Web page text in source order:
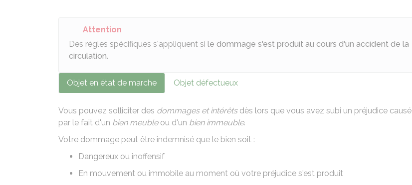
Attention
Des règles spécifiques s'appliquent si le dommage s'est produit au cours d'un accident de la
circulation.
Objet en état de marche Objet défectueux
Vous pouvez solliciter des dommages et intérêtsdès lors que vous avez subi un préjudice causé
par le fait d'un bien meubleou d'un bien immeuble.
Votre dommage peut être indemnisé que le bien soit :
Dangereux ou inoffensif
En mouvement ou immobile au moment où votre préjudice s'est produit